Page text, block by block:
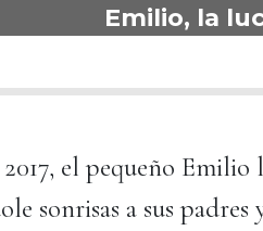
Emilio, la
el pequeño
sonrisas a sus